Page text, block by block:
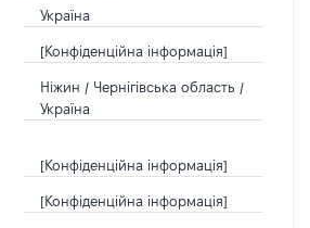
Україна
[Конфіденційна інформація]
Ніжин / Чернігівська область /
Україна
[Конфіденційна інформація]
[Конфіденційна інформація]